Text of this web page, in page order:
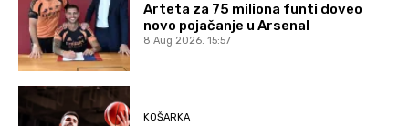
Arteta za 75 miliona funti doveo
novo pojačanje u Arsenal
8 Aug 2026. 15:57
KOŠARKA